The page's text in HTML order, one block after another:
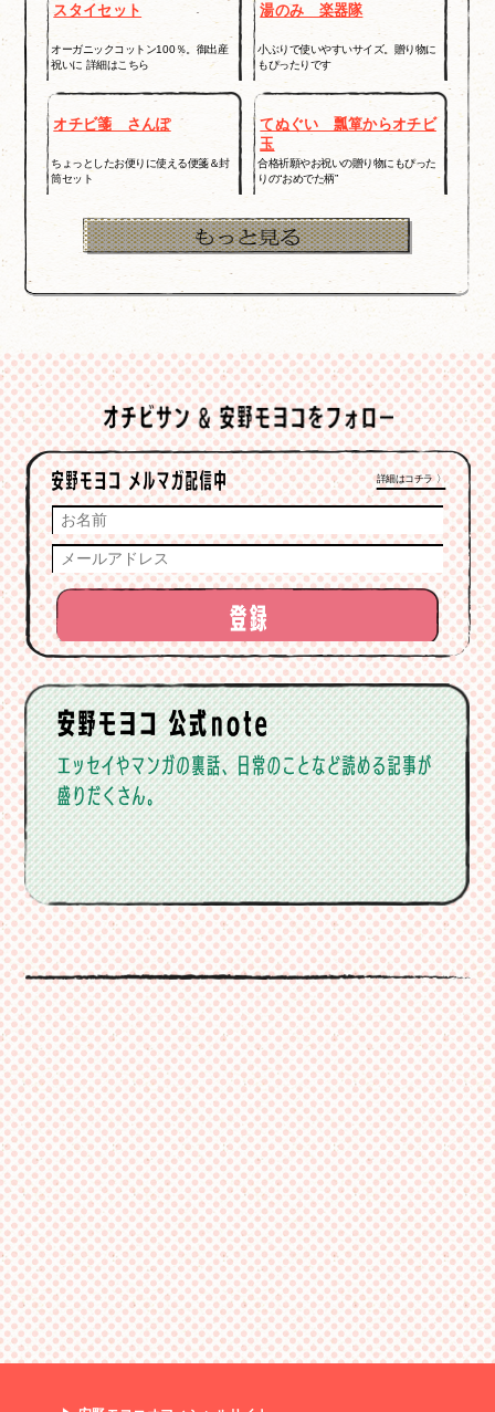
スタイセット
オーガニックコットン100％。御出産
祝いに 詳細はこちら
湯のみ 楽器隊
小ぶりで使いやすいサイズ。贈り物に
もぴったりです
オチビ箋 さんぽ
ちょっとしたお便りに使える便箋＆封
筒セット
てぬぐい 瓢箪からオチビ
玉
合格祈願やお祝いの贈り物にもぴった
りの“おめでた柄”
詳細はコチラ 〉